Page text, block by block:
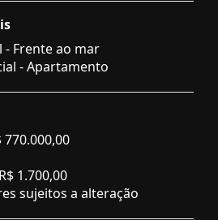
- Frente ao mar
- Apartamento
770.000,00
R$ 1.700,00
sujeitos a alteração